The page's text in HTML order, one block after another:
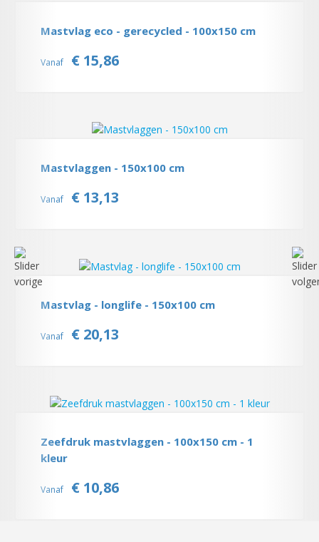
Mastvlag eco - gerecycled - 100x150 cm
Vanaf € 15,86
Mastvlaggen - 150x100 cm
Vanaf € 13,13
Mastvlag - longlife - 150x100 cm
Vanaf € 20,13
Zeefdruk mastvlaggen - 100x150 cm - 1
kleur
Vanaf € 10,86